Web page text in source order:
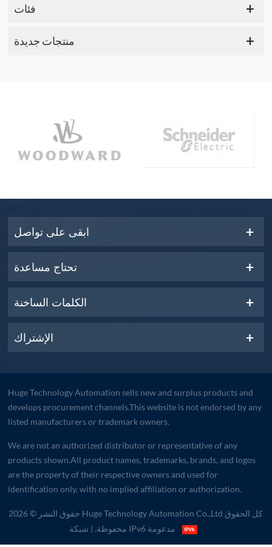
فئات
منتجات جديدة
ابقى على تواصل
تحتاج مساعدة
الكلمات الساخنة
الإشتراك
Huge Technology Automation sells new and surplus products and
develops procurement channels.This website is not endorsed by any
listed manufacturers or trademark owners.
We are not an authorized distributor or representative of any
products shown.All product names, trademarks, brands, and logos
are the property of their respective owners and used for
identification only, with no implied affiliation or authorization.
حقوق النشر © 2026 Huge Technology Automation Co.,Ltd كل الحقوق
محفوظة.